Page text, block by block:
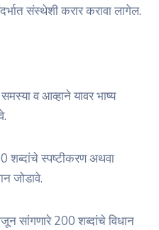
संस्थेशी करार करावा लागेल.
व आव्हाने यावर भाष्य
शब्दांचे स्पष्टीकरण अथवा
जोडावे.
सांगणारे 200 शब्दांचे विधान